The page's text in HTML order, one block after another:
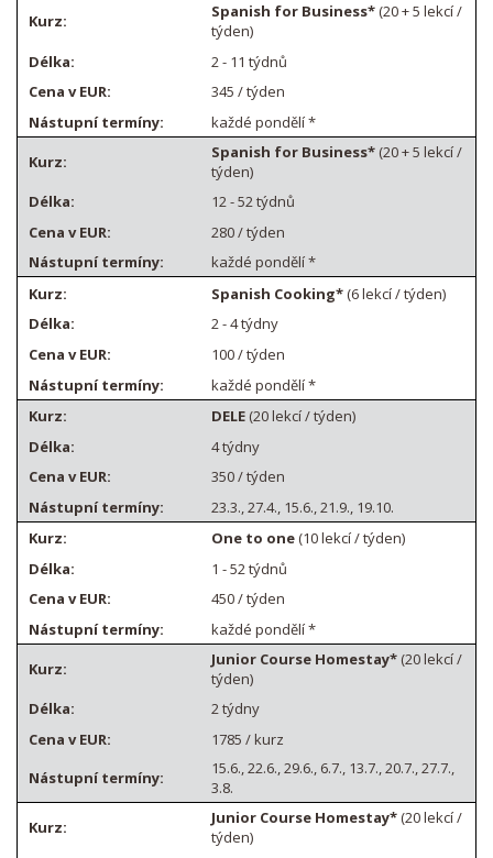
Spanish for Business*(20 + 5 lekcí /
týden)
2 - 11 týdnů
345 / týden
každé pondělí *
Spanish for Business* (20 + 5 lekcí /
týden)
12 - 52 týdnů
280 / týden
každé pondělí *
Spanish Cooking*(6 lekcí / týden)
2 - 4 týdny
100 / týden
každé pondělí *
DELE (20 lekcí / týden)
4 týdny
350 / týden
23.3., 27.4., 15.6., 21.9., 19.10.
One to one(10 lekcí / týden)
1 - 52 týdnů
450 / týden
každé pondělí *
Junior Course Homestay* (20 lekcí /
týden)
2 týdny
1785 / kurz
15.6., 22.6., 29.6., 6.7., 13.7., 20.7., 27.7.,
3.8.
Junior Course Homestay*(20 lekcí /
týden)